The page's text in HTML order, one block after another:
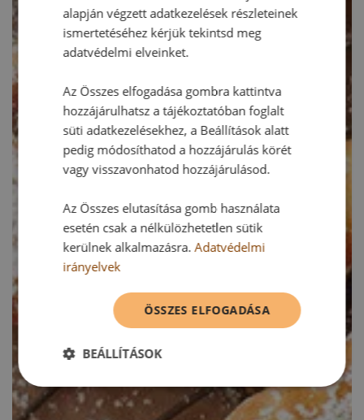
alapján végzett adatkezelések részleteinek
ismertetéséhez kérjük tekintsd meg
adatvédelmi elveinket.
Az Összes elfogadása gombra kattintva
hozzájárulhatsz a tájékoztatóban foglalt
süti adatkezelésekhez, a Beállítások alatt
pedig módosíthatod a hozzájárulás körét
vagy visszavonhatod hozzájárulásod.
Az Összes elutasítása gomb használata
esetén csak a nélkülözhetetlen sütik
kerülnek alkalmazásra.Adatvédelmi
irányelvek
ÖSSZES ELFOGADÁSA
BEÁLLÍTÁSOK